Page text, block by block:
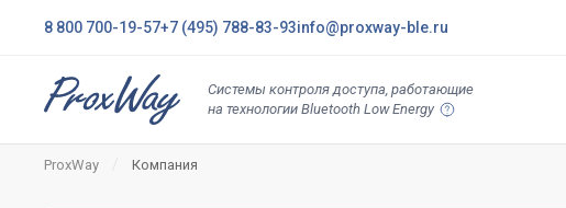
8 800 700-19-57+7 (495) 788-83-93info@proxway-ble.ru
Системы контроля доступа, работающие
на технологии Bluetooth Low Energy
ProxWay Компания